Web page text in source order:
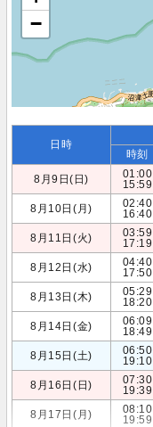
−
日時
時刻
8月9日(日)
01:00
15:59
8月10日(月)
02:40
16:40
8月11日(火)
03:59
17:19
8月12日(水)
04:40
17:50
8月13日(木)
05:29
18:20
8月14日(金)
06:09
18:49
8月15日(土)
06:50
19:10
8月16日(日)
07:30
19:39
8月17日(月)
08:10
19:59